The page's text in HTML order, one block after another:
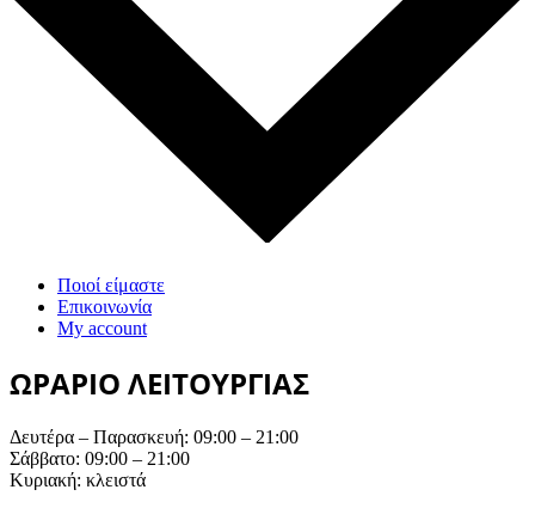
Ποιοί είμαστε
Επικοινωνία
My account
ΩΡΑΡΙΟ ΛΕΙΤΟΥΡΓΙΑΣ
Δευτέρα – Παρασκευή: 09:00 – 21:00
Σάββατο: 09:00 – 21:00
Κυριακή: κλειστά